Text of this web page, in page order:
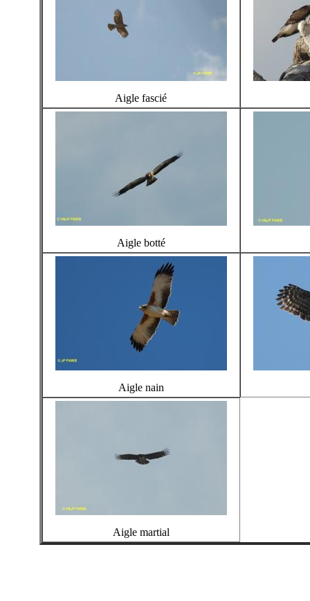
Aigle fascié
Aigle botté
Aigle nain
Aigle martial